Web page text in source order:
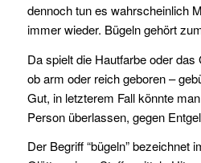
dennoch tun es wahrscheinlich
immer wieder. Bügeln gehört
Da spielt die Hautfarbe oder
ob arm oder reich geboren –
Gut, in letzterem Fall könnte
Person überlassen, gegen
Der Begriff “bügeln” bezeichnet